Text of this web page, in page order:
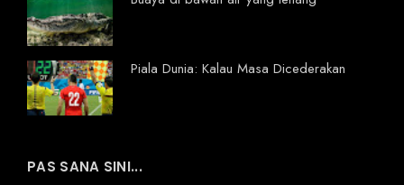
Piala Dunia: Kalau Masa Dicederakan
PAS SANA SINI...